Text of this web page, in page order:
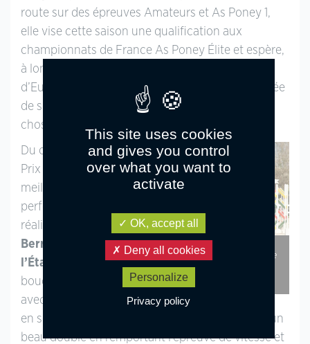
route sur des épreuves Amateurs et As Poney 1,
elle vise cette saison une qualification aux
championnats de France As Poney Élite et espère,
à long terme, participer aux championnats
d’Europe. Cette première participation, couronnée
de succès, laisse ainsi présager de très bonnes
choses pour la suite de ce jeune couple !
Inès Berrier et Calin de l’Étape
remportent l’épreuve de vitesse
Touquettois ! – ph. Sandrine
Febvet
Du côté du Grand
Prix As Poney Élite, la
meilleure
performance est
réalisée par
Berrier
Calin de
l’Étape
. Le tandem
boucle le parcours
avec une petite faute
en sortie de double, ce qui lui permet de s’offrir un
beau doublé en remportant l’épreuve de vitesse et
This site uses cookies
and gives you control
over what you want to
activate
OK, accept all
Deny all cookies
Personalize
Privacy policy